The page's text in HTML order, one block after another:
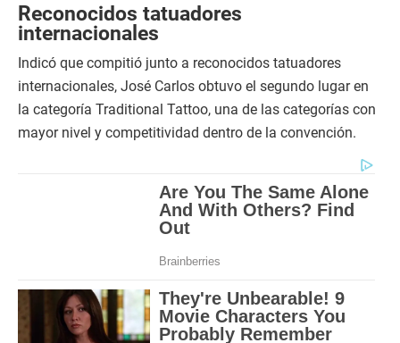
Reconocidos tatuadores
internacionales
Indicó que compitió junto a reconocidos tatuadores
internacionales, José Carlos obtuvo el segundo lugar en
la categoría Traditional Tattoo, una de las categorías con
mayor nivel y competitividad dentro de la convención.